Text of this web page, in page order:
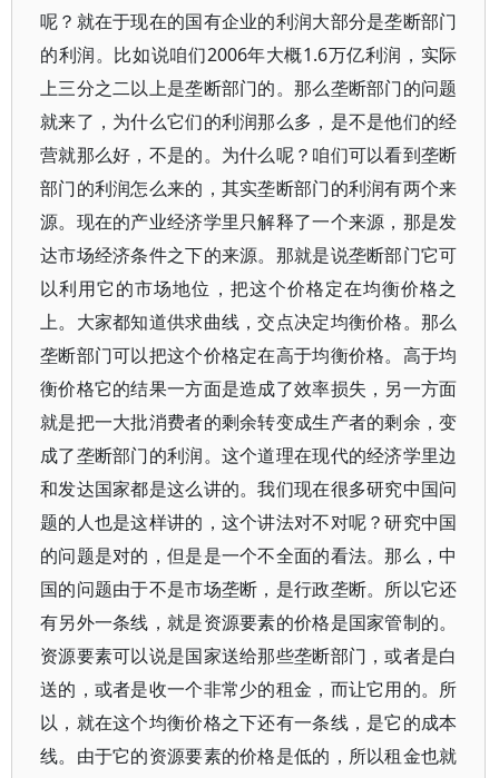
呢？就在于现在的国有企业的利润大部分是垄断部门
的利润。比如说咱们2006年大概1.6万亿利润，实际
上三分之二以上是垄断部门的。那么垄断部门的问题
就来了，为什么它们的利润那么多，是不是他们的经
营就那么好，不是的。为什么呢？咱们可以看到垄断
部门的利润怎么来的，其实垄断部门的利润有两个来
源。现在的产业经济学里只解释了一个来源，那是发
达市场经济条件之下的来源。那就是说垄断部门它可
以利用它的市场地位，把这个价格定在均衡价格之
上。大家都知道供求曲线，交点决定均衡价格。那么
垄断部门可以把这个价格定在高于均衡价格。高于均
衡价格它的结果一方面是造成了效率损失，另一方面
就是把一大批消费者的剩余转变成生产者的剩余，变
成了垄断部门的利润。这个道理在现代的经济学里边
和发达国家都是这么讲的。我们现在很多研究中国问
题的人也是这样讲的，这个讲法对不对呢？研究中国
的问题是对的，但是是一个不全面的看法。那么，中
国的问题由于不是市场垄断，是行政垄断。所以它还
有另外一条线，就是资源要素的价格是国家管制的。
资源要素可以说是国家送给那些垄断部门，或者是白
送的，或者是收一个非常少的租金，而让它用的。所
以，就在这个均衡价格之下还有一条线，是它的成本
线。由于它的资源要素的价格是低的，所以租金也就